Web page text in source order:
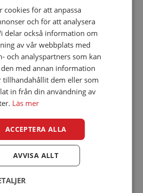
be published.
cookies för att anpassa
och för att analysera
delar också information om
av vår webbplats med
och analyspartners som kan
med annan information
tillhandahållit dem eller som
in från din användning av
Läs mer
ACCEPTERA ALLA
AVVISA ALLT